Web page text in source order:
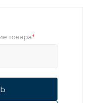
товара*